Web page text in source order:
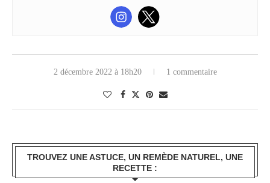
2 décembre 2022 à 18h20 1 commentaire
TROUVEZ UNE ASTUCE, UN REMÈDE NATUREL, UNE
RECETTE :